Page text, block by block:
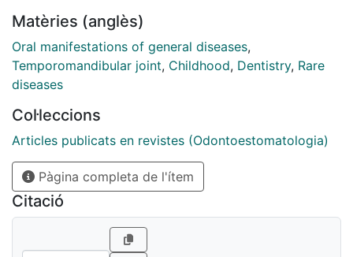
experiencia a propósito de dos casos.
Matèries (anglès)
Oral manifestations of general diseases,
Temporomandibular joint, Childhood, Dentistry, Rare
diseases
Col·leccions
Articles publicats en revistes (Odontoestomatologia)
Pàgina completa de l'ítem
Citació